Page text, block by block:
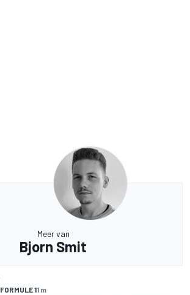
Meer van
Bjorn Smit
FORMULE 11 m